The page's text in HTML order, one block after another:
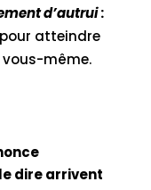
d’autrui:
atteindre
vous-même.
dire arrivent